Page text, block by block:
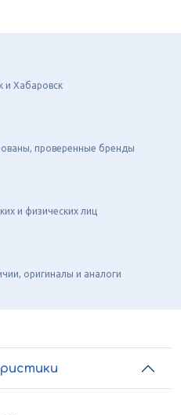
и Хабаровск
проверенные бренды
и физических лиц
оригиналы и аналоги